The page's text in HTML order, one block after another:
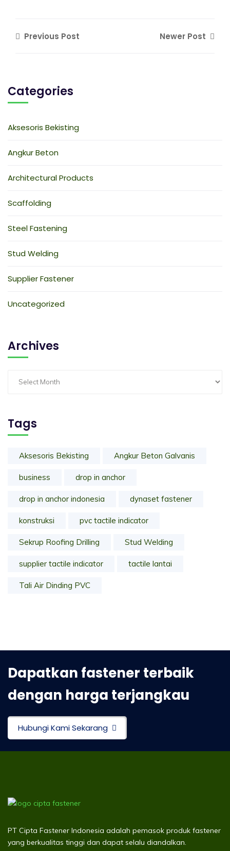
Previous Post Newer Post
Categories
Aksesoris Bekisting
Angkur Beton
Architectural Products
Scaffolding
Steel Fastening
Stud Welding
Supplier Fastener
Uncategorized
Archives
Tags
Aksesoris Bekisting Angkur Beton Galvanis
business drop in anchor
drop in anchor indonesia dynaset fastener
konstruksi pvc tactile indicator
Sekrup Roofing Drilling Stud Welding
supplier tactile indicator tactile lantai
Tali Air Dinding PVC
Dapatkan fastener terbaik
dengan harga terjangkau
Hubungi Kami Sekarang
PT Cipta Fastener Indonesia adalah pemasok produk fastener
yang berkualitas tinggi dan dapat selalu diandalkan.